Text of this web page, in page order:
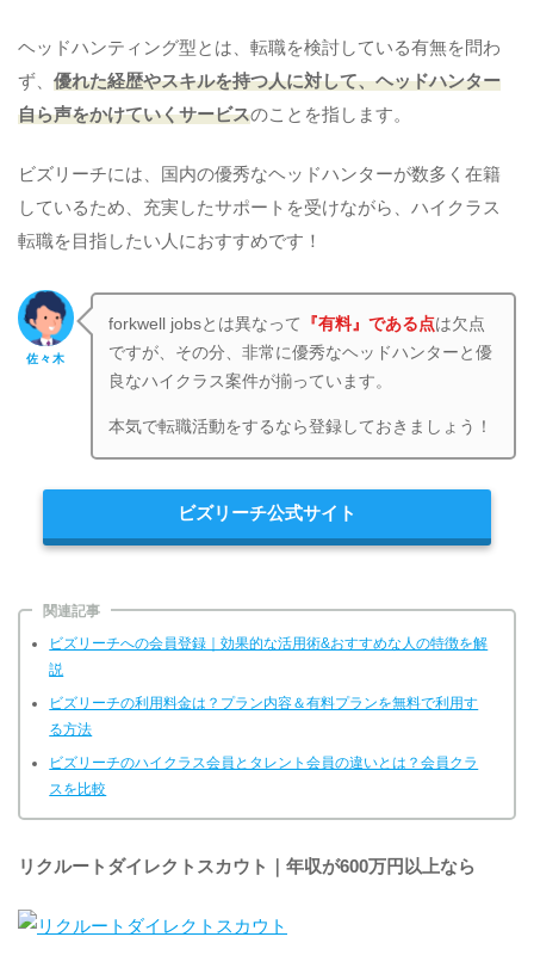
ヘッドハンティング型とは、転職を検討している有無を問わ
ず、 優れた経歴やスキルを持つ人に対して、ヘッドハンター
自ら声をかけていくサービスのことを指します。
ビズリーチには、国内の優秀なヘッドハンターが数多く在籍
しているため、充実したサポートを受けながら、ハイクラス
転職を目指したい人におすすめです！
佐々木
forkwell jobsとは異なって 『有料』である点は欠点
ですが、その分、非常に優秀なヘッドハンターと優
良なハイクラス案件が揃っています。
本気で転職活動をするなら登録しておきましょう！
ビズリーチ公式サイト
関連記事
ビズリーチへの会員登録｜効果的な活用術&おすすめな人の特徴を解
説
ビズリーチの利用料金は？プラン内容＆有料プランを無料で利用す
る方法
ビズリーチのハイクラス会員とタレント会員の違いとは？会員クラ
スを比較
リクルートダイレクトスカウト｜年収が600万円以上なら